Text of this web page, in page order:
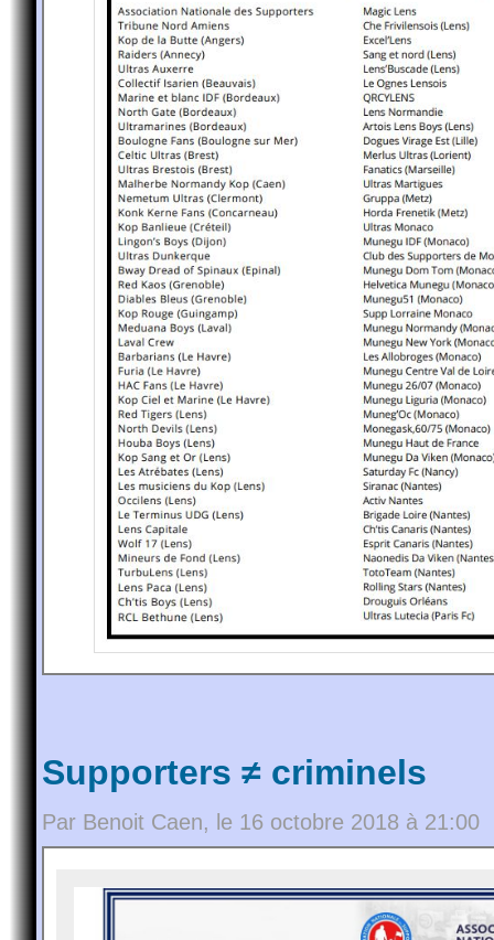
Supporters ≠ criminels
Par Benoit Caen, le 16 octobre 2018 à 21:00